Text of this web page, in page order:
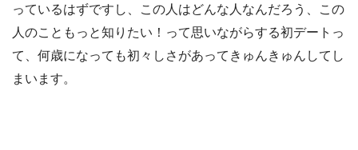
っているはずですし、この人はどんな人なんだろう、この
人のこともっと知りたい！って思いながらする初デートっ
て、何歳になっても初々しさがあってきゅんきゅんしてし
まいます。